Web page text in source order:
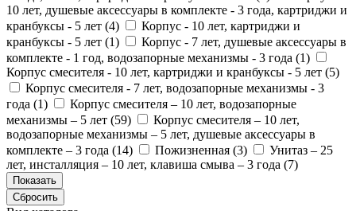
10 лет, душевые аксессуары в комплекте - 3 года, картриджи и
кранбуксы - 5 лет (4)
Корпус - 10 лет, картриджи и
кранбуксы - 5 лет (1)
Корпус - 7 лет, душевые аксессуары в
комплекте - 1 год, водозапорные механизмы - 3 года (1)
Корпус смесителя - 10 лет, картриджи и кранбуксы - 5 лет (5)
Корпус смесителя - 7 лет, водозапорные механизмы - 3
года (1)
Корпус смесителя – 10 лет, водозапорные
механизмы – 5 лет (59)
Корпус смесителя – 10 лет,
водозапорные механизмы – 5 лет, душевые аксессуары в
комплекте – 3 года (14) Пожизненная (3)
Унитаз – 25
лет, инсталляция – 10 лет, клавиша смыва – 3 года (7)